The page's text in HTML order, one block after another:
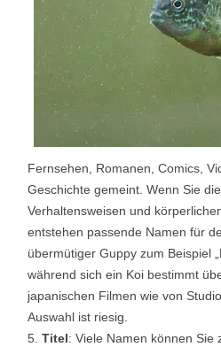
Fernsehen, Romanen, Comics,
Geschichte gemeint. Wenn Sie
Verhaltensweisen und
entstehen passende Namen für
übermütiger Guppy zum Beispiel
während sich ein Koi bestimmt
japanischen Filmen wie von
Auswahl ist riesig.
Titel: Viele Namen können Sie